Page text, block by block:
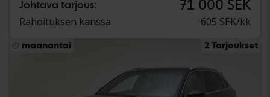
Johtava tarjous: 71 000 SEK
Rahoituksen kanssa 605 SEK/kk
maanantai 2 Tarjoukset